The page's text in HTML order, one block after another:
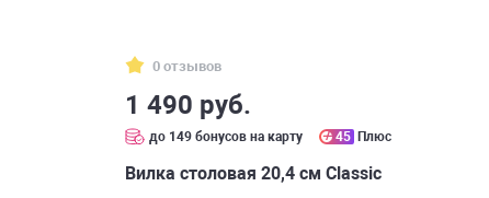
0 отзывов
1 490 руб.
до 149 бонусов на карту 45 Плюс
Вилка столовая 20,4 см Classic